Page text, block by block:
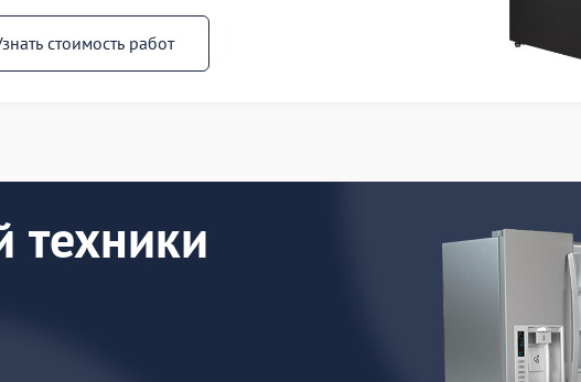
стоимость работ
техники